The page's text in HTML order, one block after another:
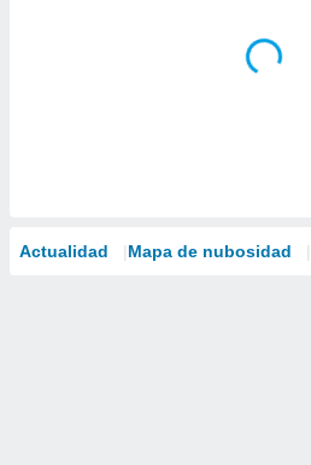
Actualidad Mapa de nubosidad